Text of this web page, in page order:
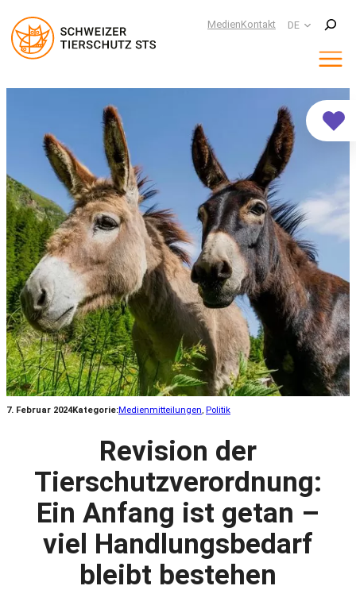
MedienKontakt DE
Suchen
7. Februar 2024Kategorie:Medienmitteilungen, Politik
Revision der
Tierschutzverordnung:
Ein Anfang ist getan –
viel Handlungsbedarf
bleibt bestehen